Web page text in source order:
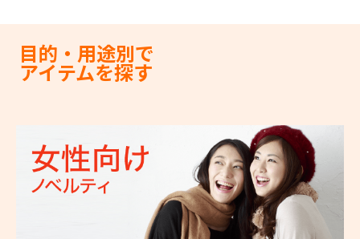
目的・用途別で
アイテムを探す